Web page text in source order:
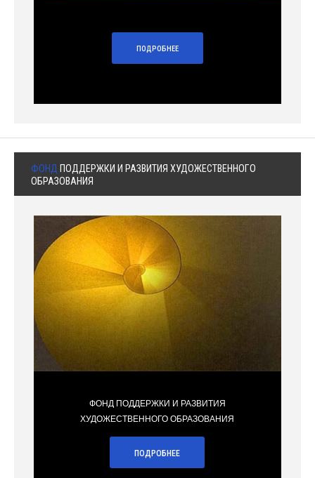
ПОДРОБНЕЕ
ФОНД ПОДДЕРЖКИ И РАЗВИТИЯ ХУДОЖЕСТВЕННОГО
ОБРАЗОВАНИЯ
ФОНД ПОДДЕРЖКИ И РАЗВИТИЯ
ХУДОЖЕСТВЕННОГО ОБРАЗОВАНИЯ
ПОДРОБНЕЕ